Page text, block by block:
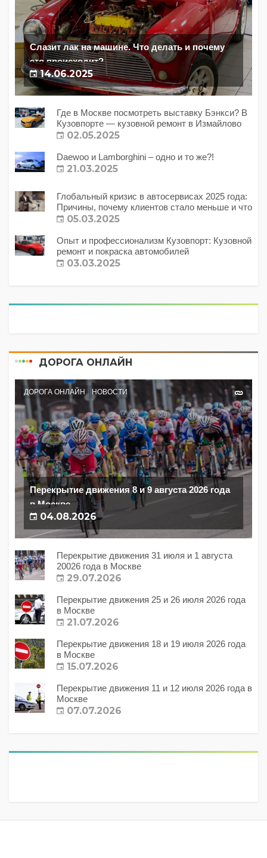
Слазит лак на машине. Что делать и почему
это происходит?
14.06.2025
Где в Москве посмотреть выставку Бэнкси? В
Кузовпорте — кузовной ремонт в Измайлово
02.05.2025
Daewoo и Lamborghini – одно и то же?!
21.03.2025
Глобальный кризис в автосервисах 2025 года:
Причины, почему клиентов стало меньше и что
с этим делать?
05.03.2025
Опыт и профессионализм Кузовпорт: Кузовной
ремонт и покраска автомобилей
03.03.2025
ДОРОГА ОНЛАЙН
ДОРОГА ОНЛАЙН НОВОСТИ
Перекрытие движения 8 и 9 августа 2026 года
в Москве
04.08.2026
Перекрытие движения 31 июля и 1 августа
20026 года в Москве
29.07.2026
Перекрытие движения 25 и 26 июля 2026 года
в Москве
21.07.2026
Перекрытие движения 18 и 19 июля 2026 года
в Москве
15.07.2026
Перекрытие движения 11 и 12 июля 2026 года в
Москве
07.07.2026